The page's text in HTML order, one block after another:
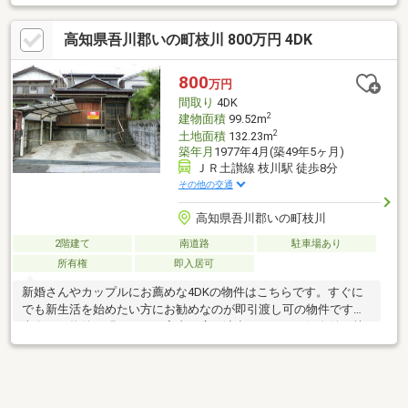
付いているので、料理をたくさん作りたい時でも同時に進めるこ
とができて時短になります。7LDKの物件で快適な日々を過ごしま
しょう。おでかけ好きな方には、駅から徒歩4分の駅近物件がおす
すめです。空間を有効的に使え、高さが映える吹抜けのある物件
です。
高知県吾川郡いの町枝川 800万円 4DK
800万円
間取り 4DK
建物面積99.52m2
土地面積132.23m2
築年月 1977年4月(築49年5ヶ月)
ＪＲ土讃線 枝川駅 徒歩8分
その他の交通
高知県吾川郡いの町枝川
2階建て 南道路
駐車場あり
所有権
即入居可
新婚さんやカップルにお薦めな4DKの物件はこちらです。すぐに
でも新生活を始めたい方にお勧めなのが即引渡し可の物件です。
適な住み心地の800万円の物件となっています。経済的なメリッ